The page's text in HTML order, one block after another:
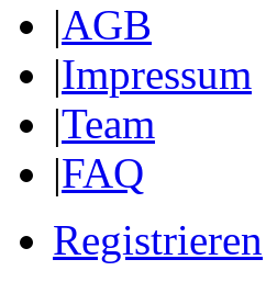
|AGB
|Impressum
|Team
|FAQ
Registrieren